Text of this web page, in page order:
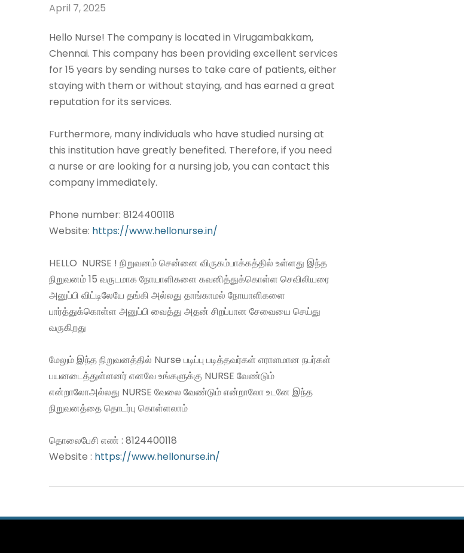
April 7, 2025
Hello Nurse! The company is located in Virugambakkam,
Chennai. This company has been providing excellent services
for 15 years by sending nurses to take care of patients, either
staying with them or without staying, and has earned a great
reputation for its services.
Furthermore, many individuals who have studied nursing at
this institution have greatly benefited. Therefore, if you need
a nurse or are looking for a nursing job, you can contact this
company immediately.
Phone number: 8124400118
Website: https://www.hellonurse.in/
HELLO NURSE ! நிறுவனம் சென்னை விருகம்பாக்கத்தில் உள்ளது இந்த
நிறுவனம் 15 வருடமாக நோயாளிகளை கவனித்துக்கொள்ள செவிலியரை
அனுப்பி விட்டிலேயே தங்கி அல்லது தாங்காமல் நோயாளிகளை
பார்த்துக்கொள்ள அனுப்பி வைத்து அதன் சிறப்பான சேவையை செய்து
வருகிறது
மேலும் இந்த நிறுவனத்தில் Nurse படிப்பு படித்தவர்கள் எராளமான நபர்கள்
பயனடைத்துள்ளனர் எனவே உங்களுக்கு NURSE வேண்டும்
என்றாலோஅல்லது NURSE வேலை வேண்டும் என்றாலோ உடனே இந்த
நிறுவனத்தை தொடர்பு கொள்ளலாம்
தொலைபேசி எண் : 8124400118
Website : https://www.hellonurse.in/